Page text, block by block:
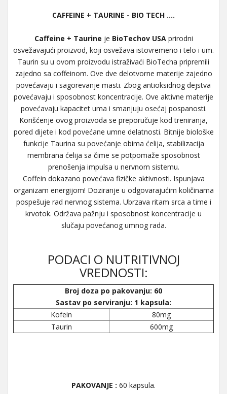
CAFFEINE + TAURINE - BIO TECH ....
Caffeine + Taurine je BioTechov USA prirodni
osvežavajući proizvod, koji osvežava istovremeno i telo i um.
Taurin su u ovom proizvodu istraživaći BioTecha pripremili
zajedno sa coffeinom. Ove dve delotvorne materije zajedno
povećavaju i sagorevanje masti. Zbog antioksidnog dejstva
povećavaju i sposobnost koncentracije. Ove aktivne materije
povećavaju kapacitet uma i smanjuju osećaj pospanosti.
Korišćenje ovog proizvoda se preporučuje kod treniranja,
pored dijete i kod povećane umne delatnosti. Bitnije biološke
funkcije Taurina su povećanje obima ćelija, stabilizacija
membrana ćelija sa čime se potpomaže sposobnost
prenošenja impulsa u nervnom sistemu.
Coffein dokazano povećava fizičke aktivnosti. Ispunjava
organizam energijom! Doziranje u odgovarajućim količinama
pospešuje rad nervnog sistema. Ubrzava ritam srca a time i
krvotok. Održava pažnju i sposobnost koncentracije u
slučaju povećanog umnog rada.
PODACI O NUTRITIVNOJ
VREDNOSTI:
Broj doza po pakovanju: 60
Sastav po serviranju: 1 kapsula:
Kofein
80mg
Taurin
600mg
PAKOVANJE : 60 kapsula.